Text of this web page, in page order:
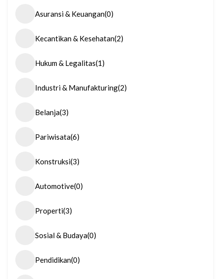
Asuransi & Keuangan(0)
Kecantikan & Kesehatan(2)
Hukum & Legalitas(1)
Industri & Manufakturing(2)
Belanja(3)
Pariwisata(6)
Konstruksi(3)
Automotive(0)
Properti(3)
Sosial & Budaya(0)
Pendidikan(0)